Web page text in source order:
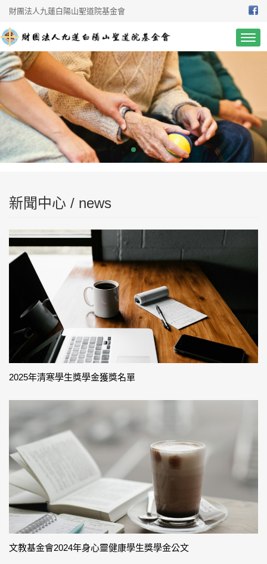
財團法人九蓮白陽山聖道院基金會
新聞中心 / news
2025年清寒學生獎學金獲獎名單
文教基金會2024年身心靈健康學生獎學金公文